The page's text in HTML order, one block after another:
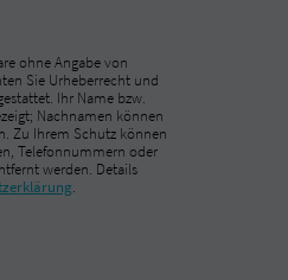
ohne Angabe von
Sie Urheberrecht und
Ihr Name bzw.
Nachnamen können
Zu Ihrem Schutz können
Telefonnummern oder
werden. Details
.